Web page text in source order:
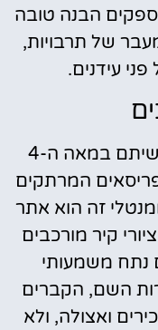
הבנה טובה
של תרבויות,
עידנים.
קברי המלכים בפאפוס, שראשיתם במאה ה-4
המרתקים
זה הוא אתר
קיר מורכבים
נתח משמעותי
השם, הקברים
ואצולה, ולא